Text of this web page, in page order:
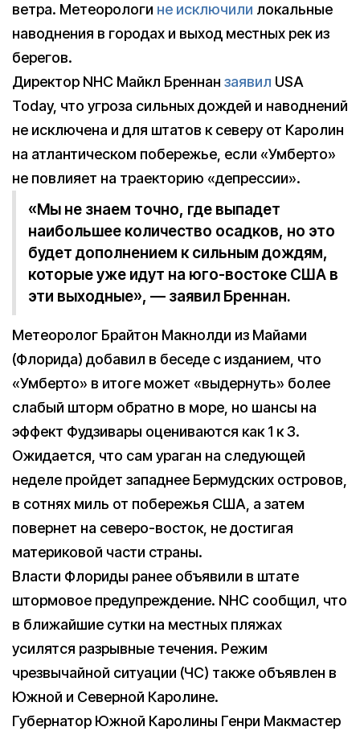
ветра. Метеорологи не исключили локальные
наводнения в городах и выход местных рек из
берегов.
Директор NHC Майкл Бреннан заявил USA
Today, что угроза сильных дождей и наводнений
не исключена и для штатов к северу от Каролин
на атлантическом побережье, если «Умберто»
не повлияет на траекторию «депрессии».
«Мы не знаем точно, где выпадет
наибольшее количество осадков, но это
будет дополнением к сильным дождям,
которые уже идут на юго-востоке США в
эти выходные», — заявил Бреннан.
Метеоролог Брайтон Макнолди из Майами
(Флорида) добавил в беседе с изданием, что
«Умберто» в итоге может «выдернуть» более
слабый шторм обратно в море, но шансы на
эффект Фудзивары оцениваются как 1 к 3.
Ожидается, что сам ураган на следующей
неделе пройдет западнее Бермудских островов,
в сотнях миль от побережья США, а затем
повернет на северо-восток, не достигая
материковой части страны.
Власти Флориды ранее объявили в штате
штормовое предупреждение. NHC сообщил, что
в ближайшие сутки на местных пляжах
усилятся разрывные течения. Режим
чрезвычайной ситуации (ЧС) также объявлен в
Южной и Северной Каролине.
Губернатор Южной Каролины Генри Макмастер